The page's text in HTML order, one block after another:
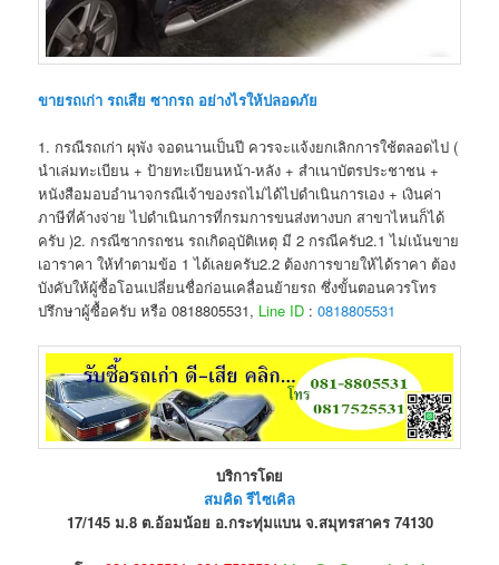
ขายรถเก่า รถเสีย ซากรถ อย่างไรให้ปลอดภัย
1. กรณีรถเก่า ผุพัง จอดนานเป็นปี ควรจะแจ้งยกเลิกการใช้ตลอดไป (
นำเล่มทะเบียน + ป้ายทะเบียนหน้า-หลัง + สำเนาบัตรประชาชน +
หนังสือมอบอำนาจกรณีเจ้าของรถไม่ได้ไปดำเนินการเอง + เงินค่า
ภาษีที่ค้างจ่าย ไปดำเนินการที่กรมการขนส่งทางบก สาขาไหนก็ได้
ครับ )2. กรณีซากรถชน รถเกิดอุบัติเหตุ มี 2 กรณีครับ2.1 ไม่เน้นขาย
เอาราคา ให้ทำตามข้อ 1 ได้เลยครับ2.2 ต้องการขายให้ได้ราคา ต้อง
บังคับให้ผู้ซื้อโอนเปลี่ยนชื่อก่อนเคลื่อนย้ายรถ ซึ่งขั้นตอนควรโทร
ปรึกษาผู้ซื้อครับ หรือ 0818805531, Line ID :0818805531
บริการโดย
สมคิด รีไซเคิล
17/145 ม.8 ต.อ้อมน้อย อ.กระทุ่มแบน จ.สมุทรสาคร 74130